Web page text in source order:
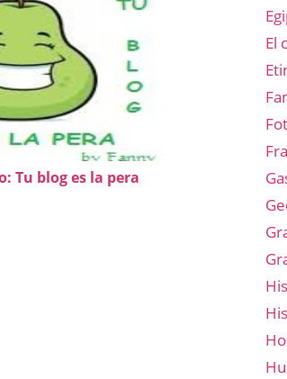
Tu blog es la pera
El